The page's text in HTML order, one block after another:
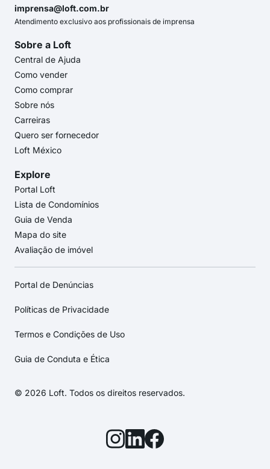
imprensa@loft.com.br
Atendimento exclusivo aos profissionais de imprensa
Sobre a Loft
Central de Ajuda
Como vender
Como comprar
Sobre nós
Carreiras
Quero ser fornecedor
Loft México
Explore
Portal Loft
Lista de Condomínios
Guia de Venda
Mapa do site
Avaliação de imóvel
Portal de Denúncias
Políticas de Privacidade
Termos e Condições de Uso
Guia de Conduta e Ética
© 2026 Loft. Todos os direitos reservados.